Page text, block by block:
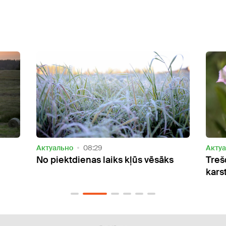
Актуально 15:17
Trešdien gaiss kļūs nedaudz
silta